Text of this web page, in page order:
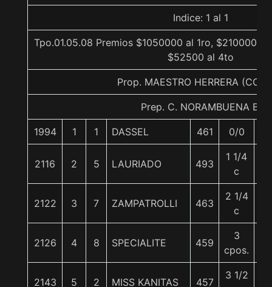
Indice: 1 al 1
Tpo.01.05.08 Premios $1050000 al 1ro, $210000
$52500 al 4to
Prop. MAESTRO HERRERA
Prep. C. NORAMBUENA B.
1994 1 1 DASSEL 461 0/0
2116 2 5 LAURIADO 493
1 1/4
c
2122 3 7 ZAMPATROLLI 463
2 1/4
c
2126 4 8 SPECIALITE 459
3
cpos.
2143 5 2 MISS KANITAS 457
3 1/2